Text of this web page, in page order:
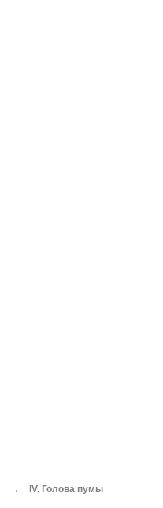
← IV. Голова пумы